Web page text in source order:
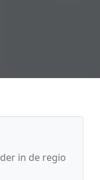
in de regio